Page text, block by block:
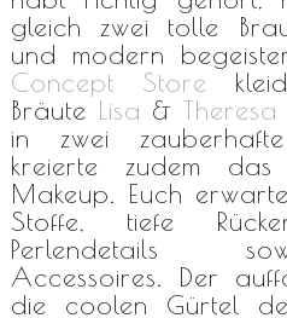
gleich zwei tolle
und modern
Concept Store
Bräute Lisa & Theresa
in zwei
kreierte zudem
Makeup. Euch
Stoffe, tiefe
Perlendetails
Accessoires. Der
die coolen Gürtel